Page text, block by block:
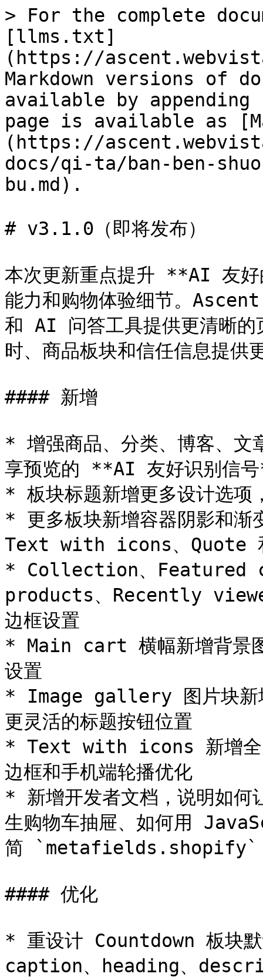
> For the complete
[llms.txt]
(https://
Markdown versions of
available by
page is available as
(https://
docs/qi-ta/ban-ben-
bu.md).
# v3.1.0（即将发布）
本次更新重点提升 **AI 友好
能力和购物体验细节。
和 AI 问答工具提供更清晰的
时、商品板块和信任信息提供
#### 新增
* 增强商品、分类、博客、文
享预览的 **AI 友好识别信
* 板块标题新增更多设计选项
* 更多板块新增容器阴影和渐
Text with icons、Quote
* Collection、Featured
products、Recently
边框设置
* Main cart 横幅新增背景图
设置
* Image gallery 图片块新增
更灵活的标题按钮位置
* Text with icons 新增全宽
边框和手机端轮播优化
* 新增开发者文档，说明如
生购物车抽屉、如何用
简 `metafields.shopify`
#### 优化
* 重设计 Countdown 板块默
caption、heading、